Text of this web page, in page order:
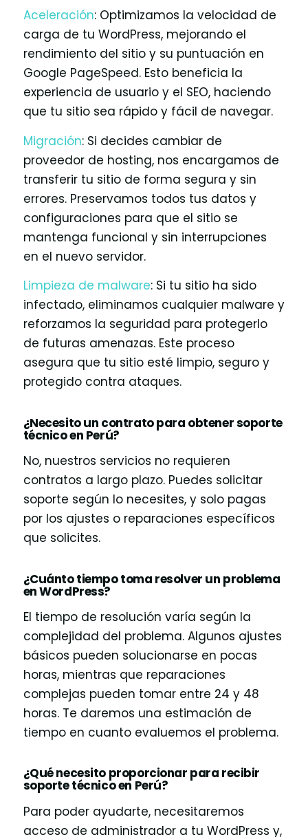
Aceleración: Optimizamos la velocidad de
carga de tu WordPress, mejorando el
rendimiento del sitio y su puntuación en
Google PageSpeed. Esto beneficia la
experiencia de usuario y el SEO, haciendo
que tu sitio sea rápido y fácil de navegar.
Migración: Si decides cambiar de
proveedor de hosting, nos encargamos de
transferir tu sitio de forma segura y sin
errores. Preservamos todos tus datos y
configuraciones para que el sitio se
mantenga funcional y sin interrupciones
en el nuevo servidor.
Limpieza de malware: Si tu sitio ha sido
infectado, eliminamos cualquier malware y
reforzamos la seguridad para protegerlo
de futuras amenazas. Este proceso
asegura que tu sitio esté limpio, seguro y
protegido contra ataques.
¿Necesito un contrato para obtener soporte
técnico en Perú?
No, nuestros servicios no requieren
contratos a largo plazo. Puedes solicitar
soporte según lo necesites, y solo pagas
por los ajustes o reparaciones específicos
que solicites.
¿Cuánto tiempo toma resolver un problema
en WordPress?
El tiempo de resolución varía según la
complejidad del problema. Algunos ajustes
básicos pueden solucionarse en pocas
horas, mientras que reparaciones
complejas pueden tomar entre 24 y 48
horas. Te daremos una estimación de
tiempo en cuanto evaluemos el problema.
¿Qué necesito proporcionar para recibir
soporte técnico en Perú?
Para poder ayudarte, necesitaremos
acceso de administrador a tu WordPress y,